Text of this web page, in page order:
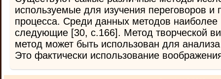
используемые для изучения переговоров и
процесса. Среди данных методов наиболее
следующие [30, с.166]. Метод творческой
метод может быть использован для
Это фактически использование